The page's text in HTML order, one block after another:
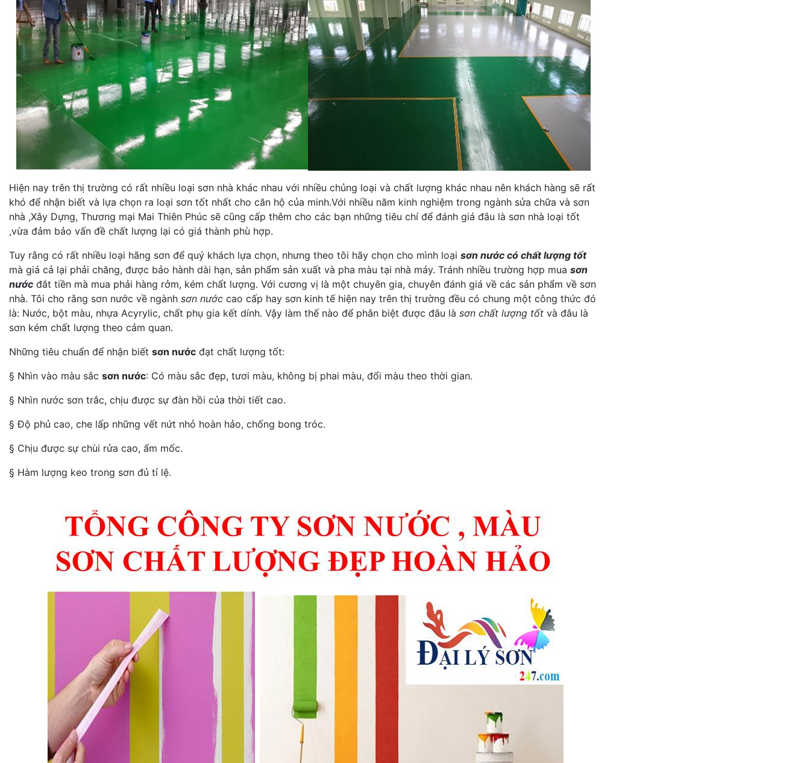
Hiện nay trên thị trường có rất nhiều loại sơn nhà khác nhau với nhiều chủng loại và chất lượng khác nhau nên khách hàng sẽ rất
khó để nhận biết và lựa chọn ra loại sơn tốt nhất cho căn hộ của minh.Với nhiều năm kinh nghiệm trong ngành sửa chữa và sơn
nhà ,Xây Dựng, Thương mại Mai Thiên Phúc sẽ cũng cấp thêm cho các bạn những tiêu chí để đánh giá đâu là sơn nhà loại tốt
,vừa đảm bảo vấn đề chất lượng lại có giá thành phù hợp.
Tuy rằng có rất nhiều loại hãng sơn để quý khách lựa chọn, nhưng theo tôi hãy chọn cho mình loại sơn nước có chất lượng tốt
mà giá cả lại phải chăng, được bảo hành dài hạn, sản phẩm sản xuất và pha màu tại nhà máy. Tránh nhiều trường hợp mua sơn
nước đắt tiền mà mua phải hàng rởm, kém chất lượng. Với cương vị là một chuyên gia, chuyên đánh giá về các sản phẩm về sơn
nhà. Tôi cho rằng sơn nước về ngành sơn nước cao cấp hay sơn kinh tế hiện nay trên thị trường đều có chung một công thức đó
là: Nước, bột màu, nhựa Acyrylic, chất phụ gia kết dính. Vậy làm thế nào để phân biệt được đâu là sơn chất lượng tốt và đâu là
sơn kém chất lượng theo cảm quan.
Những tiêu chuẩn để nhận biết sơn nước đạt chất lượng tốt:
§ Nhìn vào màu sắc sơn nước: Có màu sắc đẹp, tươi màu, không bị phai màu, đổi màu theo thời gian.
§ Nhìn nước sơn trắc, chịu được sự đàn hồi của thời tiết cao.
§ Độ phủ cao, che lấp những vết nứt nhỏ hoàn hảo, chống bong tróc.
§ Chịu được sự chùi rửa cao, ẩm mốc.
§ Hàm lượng keo trong sơn đủ tỉ lệ.